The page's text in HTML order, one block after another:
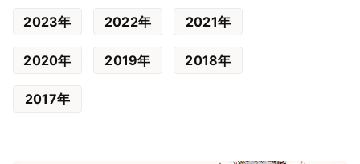
2023年 2022年 2021年
2020年 2019年 2018年
2017年